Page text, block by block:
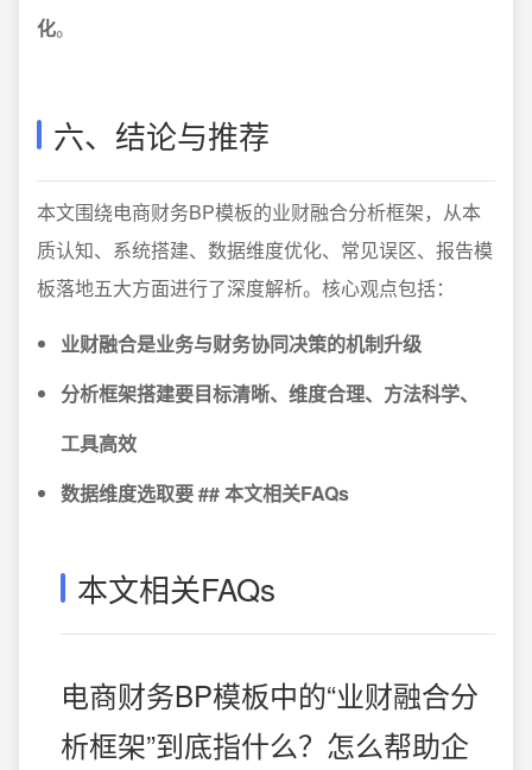
化。
六、结论与推荐
本文围绕电商财务BP模板的业财融合分析框架，从本
质认知、系统搭建、数据维度优化、常见误区、报告模
板落地五大方面进行了深度解析。核心观点包括：
业财融合是业务与财务协同决策的机制升级
分析框架搭建要目标清晰、维度合理、方法科学、
工具高效
数据维度选取要 ## 本文相关FAQs
本文相关FAQs
电商财务BP模板中的“业财融合分
析框架”到底指什么？怎么帮助企